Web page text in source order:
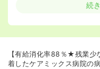
◆南海本線「羽倉崎駅」
に設定されているため、
て通勤手段を選べます。
続
【有給消化率88％★残業
着したケアミックス病院の